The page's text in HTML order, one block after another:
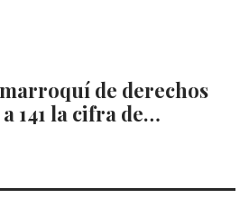
de derechos
141 la cifra de…